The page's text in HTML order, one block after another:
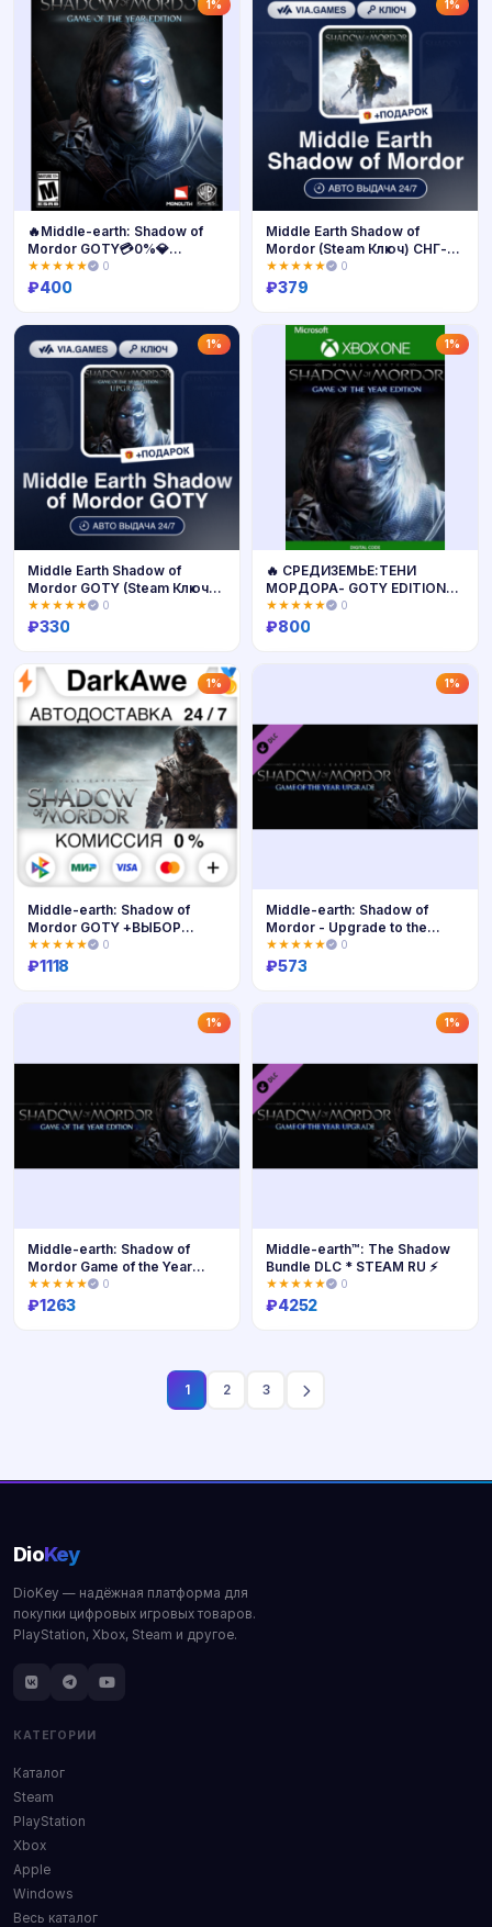
1%
Купить
🔥Middle-earth: Shadow of
Mordor GOTY💳0%💎
ГАРАНТИЯ🔥
★★★★★ 0
₽400
1%
Купить
Middle Earth Shadow of
Mordor (Steam Ключ) СНГ-
МИР (БЕЗ РФ) + ПОДАРОК
★★★★★ 0
₽379
1%
Купить
Middle Earth Shadow of
Mordor GOTY (Steam Ключ)
РФ-СНГ-МИР + ПОДАРОК
★★★★★ 0
₽330
1%
🔥 СРЕДИЗЕМЬЕ:ТЕНИ
МОРДОРА- GOTY EDITION
XBOX КЛЮЧ🔑
★★★★★ 0
₽800
1%
Middle-earth: Shadow of
Mordor GOTY +ВЫБОР
⚡️АВТО 💳0%
★★★★★ 0
₽1118
1%
Middle-earth: Shadow of
Mordor - Upgrade to the
GOTY Ed
★★★★★ 0
₽573
1%
Middle-earth: Shadow of
Mordor Game of the Year
Edition
★★★★★ 0
₽1263
1%
Middle-earth™: The Shadow
Bundle DLC * STEAM RU ⚡
★★★★★ 0
₽4252
1 2 3
DioKey
DioKey — надёжная платформа для
покупки цифровых игровых товаров.
PlayStation, Xbox, Steam и другое.
КАТЕГОРИИ
Каталог
Steam
PlayStation
Xbox
Apple
Windows
Весь каталог